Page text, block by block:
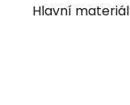
Hlavní materiál: